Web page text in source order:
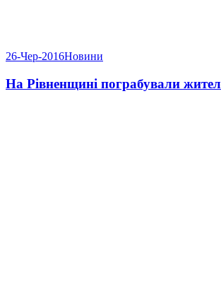
26-Чер-2016Новини
На Рівненщині пограбували